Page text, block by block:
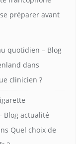
préparer avant
quotidien – Blog
dans
clinicien ?
Blog actualité
Quel choix de